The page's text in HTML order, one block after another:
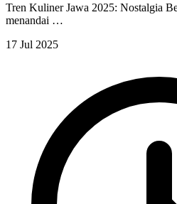
Tren Kuliner Jawa 2025: Nostalgia
menandai …
17 Jul 2025